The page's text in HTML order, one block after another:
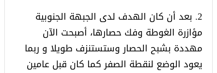
2. بعد أن كان الهدف لدى الجبهة الجنوبية
مؤازرة الغوطة وفك حصارها، أصبحت الآن
مهددة بشبح الحصار وستستنزف طويلا و ربما
يعود الوضع لنقطة الصفر كما كان قبل عامين